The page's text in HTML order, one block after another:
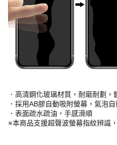
．高清鋼化玻璃材質，耐磨耐劃
．採用AB膠自動吸附螢幕，氣泡
．表面疏水疏油，手感滑順
※本商品支援超聲波螢幕指紋辨識